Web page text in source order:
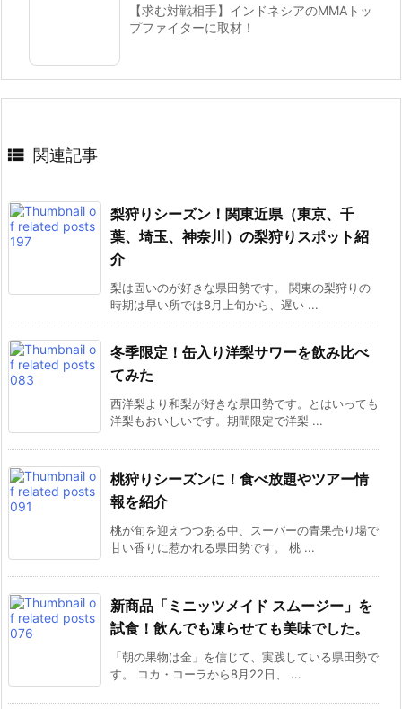
【求む対戦相手】インドネシアのMMAトッ
プファイターに取材！
 関連記事
梨狩りシーズン！関東近県（東京、千
葉、埼玉、神奈川）の梨狩りスポット紹
介
梨は固いのが好きな県田勢です。 関東の梨狩りの
時期は早い所では8月上旬から、遅い ...
冬季限定！缶入り洋梨サワーを飲み比べ
てみた
西洋梨より和梨が好きな県田勢です。とはいっても
洋梨もおいしいです。期間限定で洋梨 ...
桃狩りシーズンに！食べ放題やツアー情
報を紹介
桃が旬を迎えつつある中、スーパーの青果売り場で
甘い香りに惹かれる県田勢です。 桃 ...
新商品「ミニッツメイド スムージー」を
試食！飲んでも凍らせても美味でした。
「朝の果物は金」を信じて、実践している県田勢で
す。 コカ・コーラから8月22日、 ...